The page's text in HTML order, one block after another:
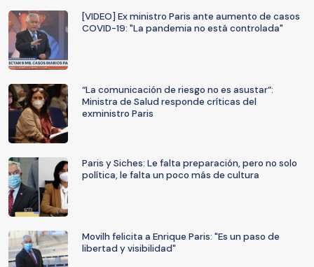
[VIDEO] Ex ministro Paris ante aumento de casos
COVID-19: "La pandemia no está controlada"
“La comunicación de riesgo no es asustar”:
Ministra de Salud responde críticas del
exministro Paris
Paris y Siches: Le falta preparación, pero no solo
política, le falta un poco más de cultura
Movilh felicita a Enrique Paris: "Es un paso de
libertad y visibilidad"